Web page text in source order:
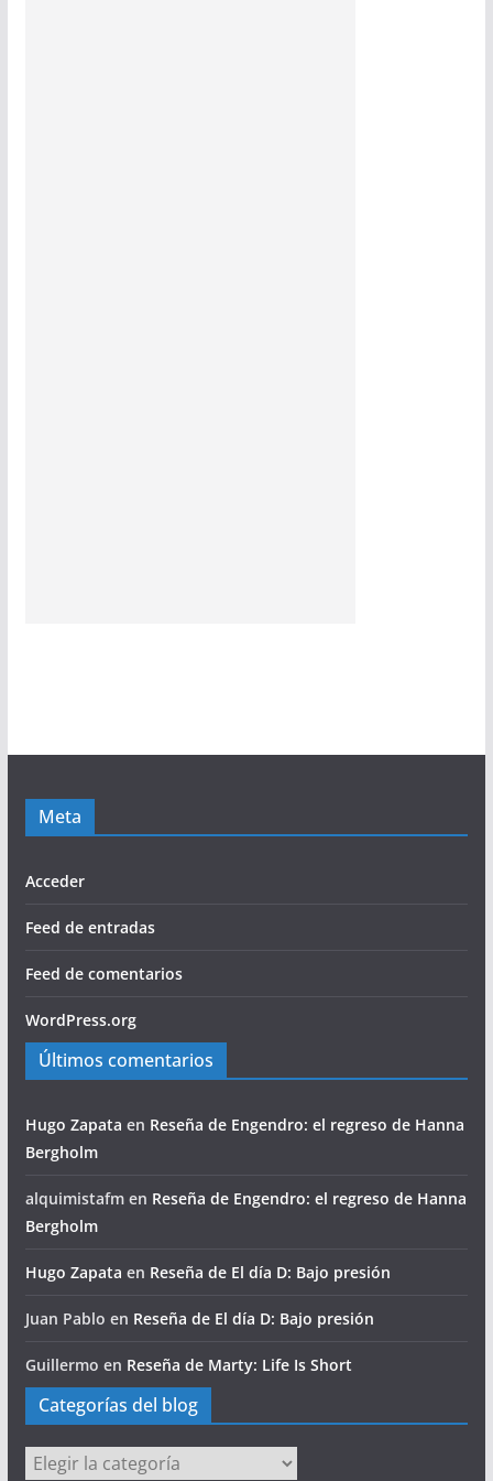
Meta
Acceder
Feed de entradas
Feed de comentarios
WordPress.org
Últimos comentarios
Hugo Zapata en Reseña de Engendro: el regreso de Hanna
Bergholm
alquimistafmen Reseña de Engendro: el regreso de Hanna
Bergholm
Hugo Zapata en Reseña de El día D: Bajo presión
Juan Pablo en Reseña de El día D: Bajo presión
Guillermo en Reseña de Marty: Life Is Short
Categorías del blog
Categorías